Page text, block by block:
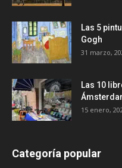
Las 5
Gogh
31 marzo,
Las 10
15 enero,
Categoría popular